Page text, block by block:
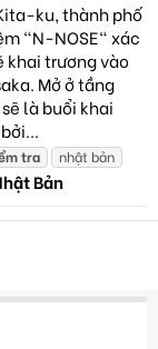
ku, thành phố
"N-NOSE" xác
khai trương vào
Mở ở tầng
là buổi khai
tra
nhật bản
Bản